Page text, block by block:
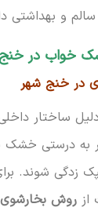
و بهداشتی
خواب در
در خنج شهر
ساختار داخلی
به درستی خشک
زدگی شوند.
روش بخارشوی